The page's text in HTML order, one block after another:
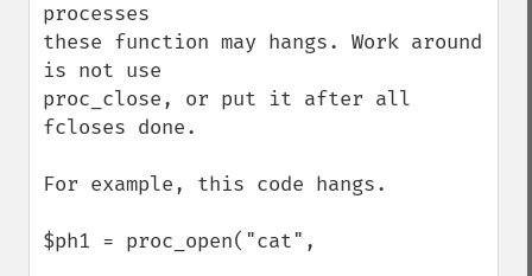
processes
these function may hangs. Work around
is not use
proc_close, or put it after all
fcloses done.
For example, this code hangs.
$ph1 = proc_open("cat",